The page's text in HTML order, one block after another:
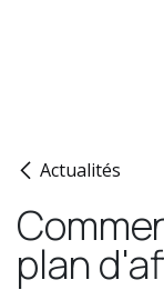
Actualités
plan